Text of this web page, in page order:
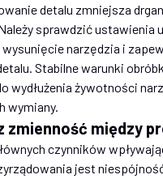
detalu zmniejsza
sprawdzić ustawienia
narzędzia i
Stabilne warunki
wydłużenia żywotności
wymiany.
zmienność między
czynników
jest